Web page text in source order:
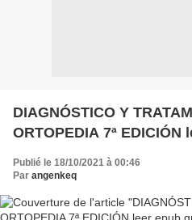
DIAGNÓSTICO Y
ORTOPEDIA 7ª
Publié le 18/10/2021 à 00:46
Par angenkeq